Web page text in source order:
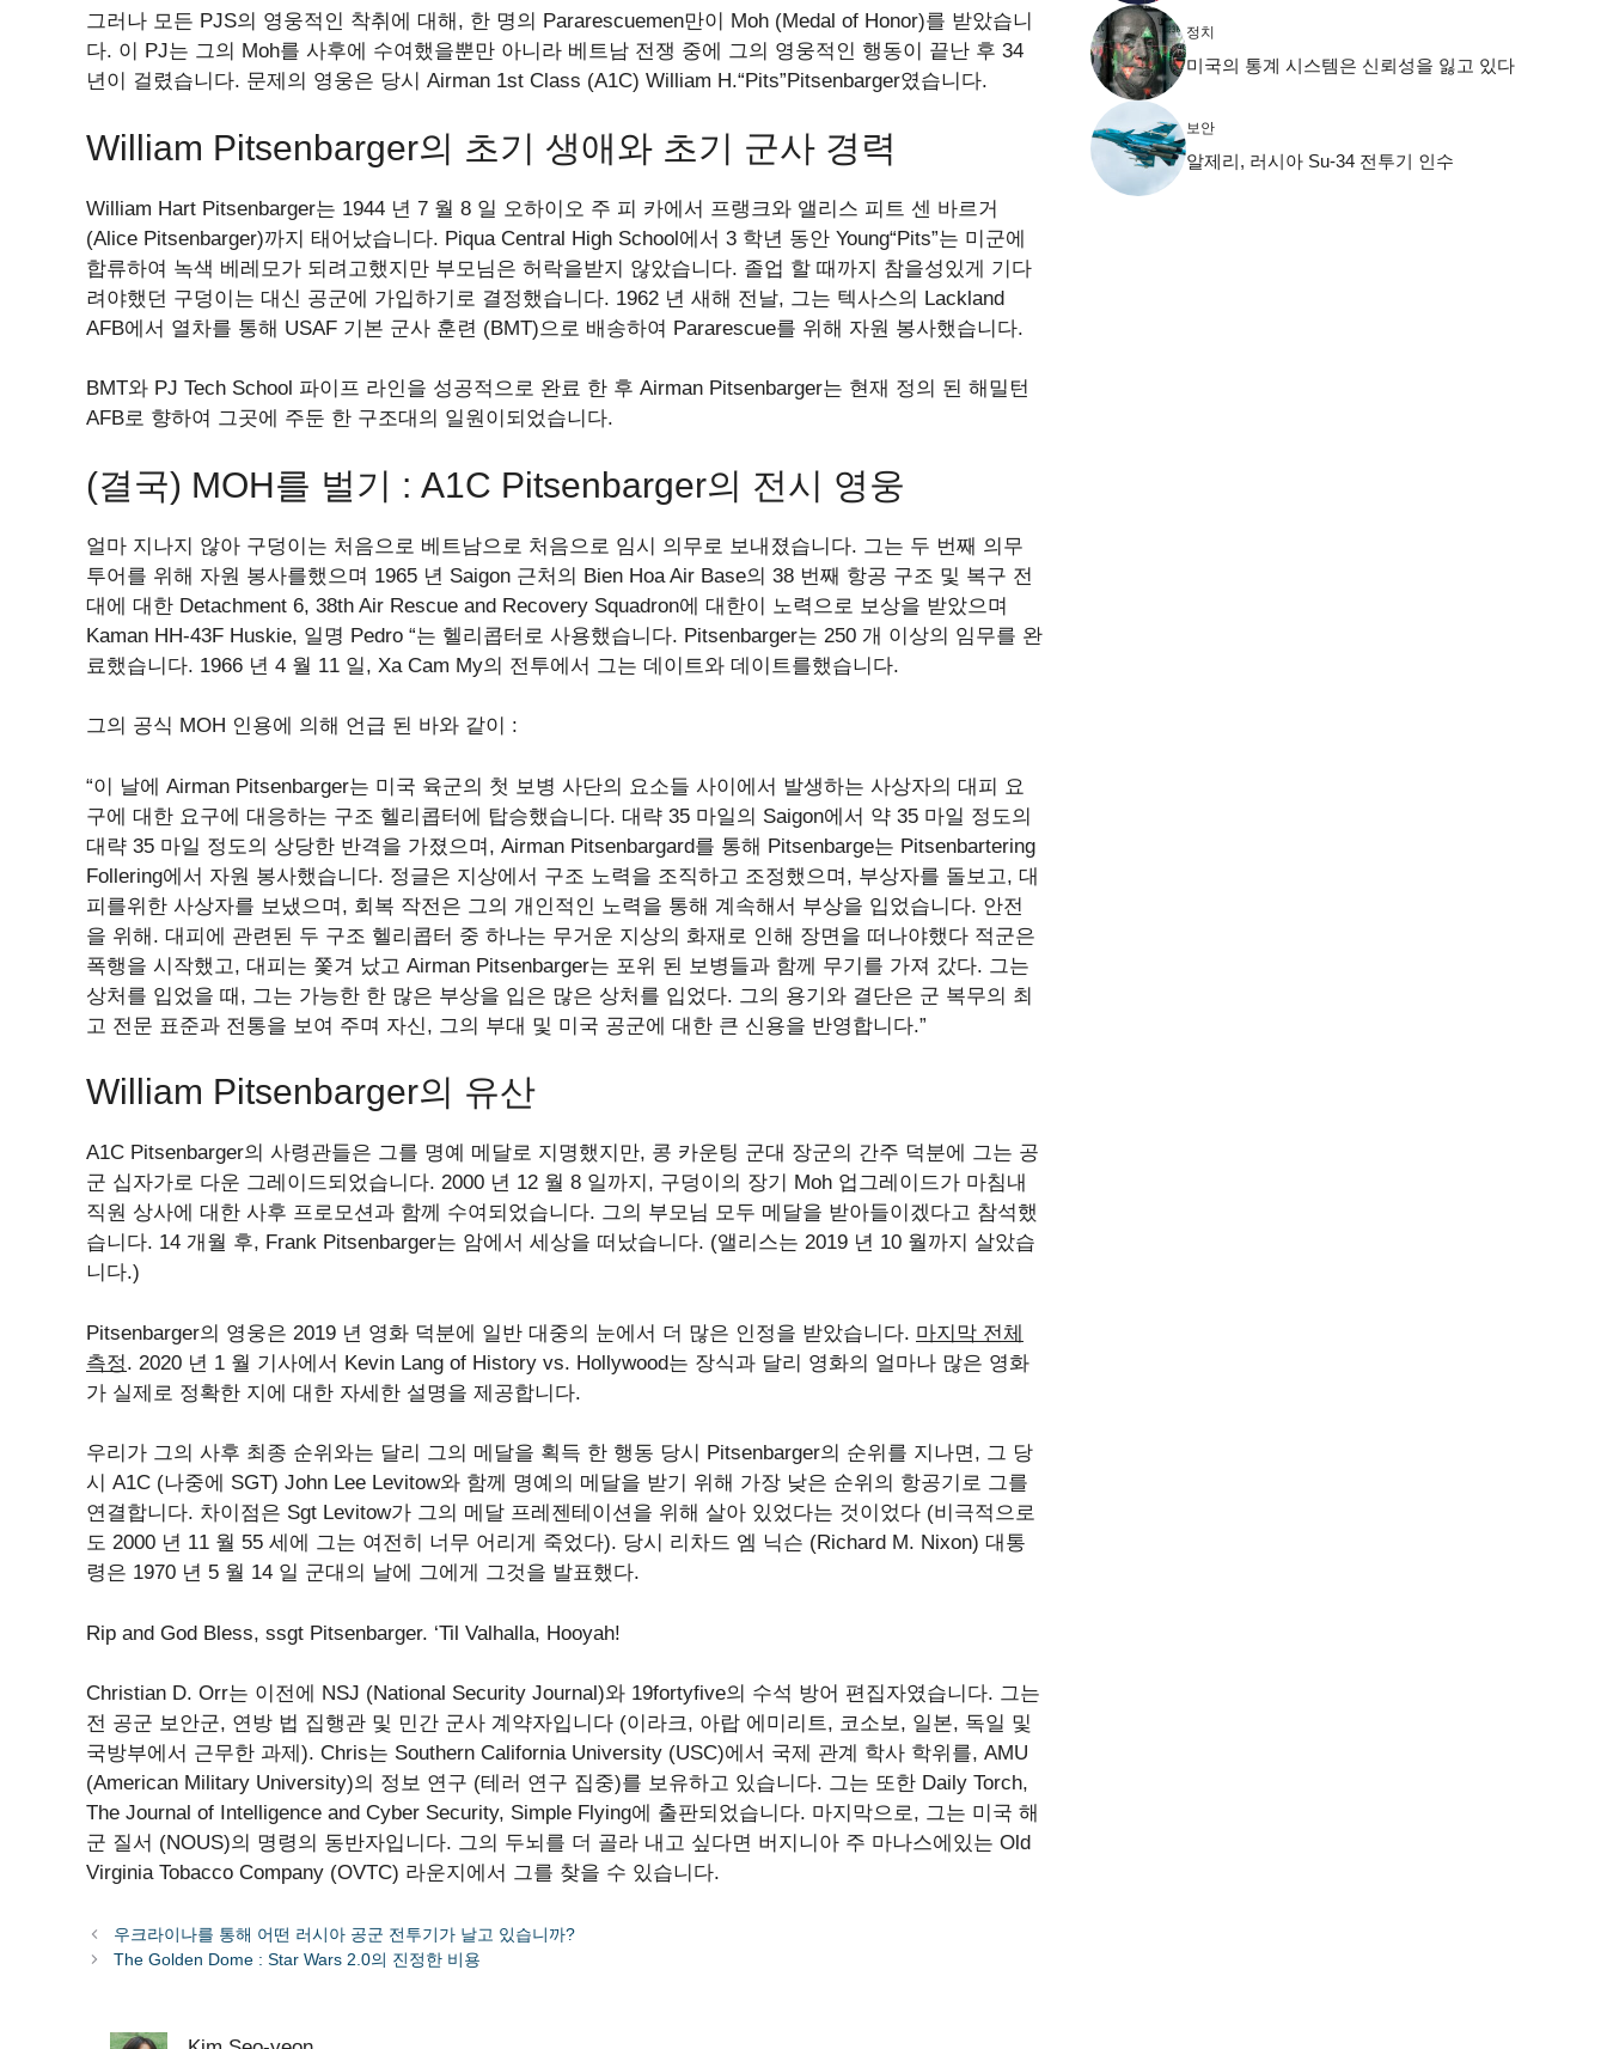
그러나 모든 PJS의 영웅적인 착취에 대해, 한 명의 Pararescuemen만이 Moh (Medal of Honor)를 받았습니
다. 이 PJ는 그의 Moh를 사후에 수여했을뿐만 아니라 베트남 전쟁 중에 그의 영웅적인 행동이 끝난 후 34
년이 걸렸습니다. 문제의 영웅은 당시 Airman 1st Class (A1C) William H.“Pits”Pitsenbarger였습니다.
William Pitsenbarger의 초기 생애와 초기 군사 경력
William Hart Pitsenbarger는 1944 년 7 월 8 일 오하이오 주 피 카에서 프랭크와 앨리스 피트 센 바르거
(Alice Pitsenbarger)까지 태어났습니다. Piqua Central High School에서 3 학년 동안 Young“Pits”는 미군에
합류하여 녹색 베레모가 되려고했지만 부모님은 허락을받지 않았습니다. 졸업 할 때까지 참을성있게 기다
려야했던 구덩이는 대신 공군에 가입하기로 결정했습니다. 1962 년 새해 전날, 그는 텍사스의 Lackland
AFB에서 열차를 통해 USAF 기본 군사 훈련 (BMT)으로 배송하여 Pararescue를 위해 자원 봉사했습니다.
BMT와 PJ Tech School 파이프 라인을 성공적으로 완료 한 후 Airman Pitsenbarger는 현재 정의 된 해밀턴
AFB로 향하여 그곳에 주둔 한 구조대의 일원이되었습니다.
(결국) MOH를 벌기 : A1C Pitsenbarger의 전시 영웅
얼마 지나지 않아 구덩이는 처음으로 베트남으로 처음으로 임시 의무로 보내졌습니다. 그는 두 번째 의무
투어를 위해 자원 봉사를했으며 1965 년 Saigon 근처의 Bien Hoa Air Base의 38 번째 항공 구조 및 복구 전
대에 대한 Detachment 6, 38th Air Rescue and Recovery Squadron에 대한이 노력으로 보상을 받았으며
Kaman HH-43F Huskie, 일명 Pedro “는 헬리콥터로 사용했습니다. Pitsenbarger는 250 개 이상의 임무를 완
료했습니다. 1966 년 4 월 11 일, Xa Cam My의 전투에서 그는 데이트와 데이트를했습니다.
그의 공식 MOH 인용에 의해 언급 된 바와 같이 :
“이 날에 Airman Pitsenbarger는 미국 육군의 첫 보병 사단의 요소들 사이에서 발생하는 사상자의 대피 요
구에 대한 요구에 대응하는 구조 헬리콥터에 탑승했습니다. 대략 35 마일의 Saigon에서 약 35 마일 정도의
대략 35 마일 정도의 상당한 반격을 가졌으며, Airman Pitsenbargard를 통해 Pitsenbarge는 Pitsenbartering
Follering에서 자원 봉사했습니다. 정글은 지상에서 구조 노력을 조직하고 조정했으며, 부상자를 돌보고, 대
피를위한 사상자를 보냈으며, 회복 작전은 그의 개인적인 노력을 통해 계속해서 부상을 입었습니다. 안전
을 위해. 대피에 관련된 두 구조 헬리콥터 중 하나는 무거운 지상의 화재로 인해 장면을 떠나야했다 적군은
폭행을 시작했고, 대피는 쫓겨 났고 Airman Pitsenbarger는 포위 된 보병들과 함께 무기를 가져 갔다. 그는
상처를 입었을 때, 그는 가능한 한 많은 부상을 입은 많은 상처를 입었다. 그의 용기와 결단은 군 복무의 최
고 전문 표준과 전통을 보여 주며 자신, 그의 부대 및 미국 공군에 대한 큰 신용을 반영합니다.”
William Pitsenbarger의 유산
A1C Pitsenbarger의 사령관들은 그를 명예 메달로 지명했지만, 콩 카운팅 군대 장군의 간주 덕분에 그는 공
군 십자가로 다운 그레이드되었습니다. 2000 년 12 월 8 일까지, 구덩이의 장기 Moh 업그레이드가 마침내
직원 상사에 대한 사후 프로모션과 함께 수여되었습니다. 그의 부모님 모두 메달을 받아들이겠다고 참석했
습니다. 14 개월 후, Frank Pitsenbarger는 암에서 세상을 떠났습니다. (앨리스는 2019 년 10 월까지 살았습
니다.)
Pitsenbarger의 영웅은 2019 년 영화 덕분에 일반 대중의 눈에서 더 많은 인정을 받았습니다. 마지막 전체
측정. 2020 년 1 월 기사에서 Kevin Lang of History vs. Hollywood는 장식과 달리 영화의 얼마나 많은 영화
가 실제로 정확한 지에 대한 자세한 설명을 제공합니다.
우리가 그의 사후 최종 순위와는 달리 그의 메달을 획득 한 행동 당시 Pitsenbarger의 순위를 지나면, 그 당
시 A1C (나중에 SGT) John Lee Levitow와 함께 명예의 메달을 받기 위해 가장 낮은 순위의 항공기로 그를
연결합니다. 차이점은 Sgt Levitow가 그의 메달 프레젠테이션을 위해 살아 있었다는 것이었다 (비극적으로
도 2000 년 11 월 55 세에 그는 여전히 너무 어리게 죽었다). 당시 리차드 엠 닉슨 (Richard M. Nixon) 대통
령은 1970 년 5 월 14 일 군대의 날에 그에게 그것을 발표했다.
Rip and God Bless, ssgt Pitsenbarger. ‘Til Valhalla, Hooyah!
Christian D. Orr는 이전에 NSJ (National Security Journal)와 19fortyfive의 수석 방어 편집자였습니다. 그는
전 공군 보안군, 연방 법 집행관 및 민간 군사 계약자입니다 (이라크, 아랍 에미리트, 코소보, 일본, 독일 및
국방부에서 근무한 과제). Chris는 Southern California University (USC)에서 국제 관계 학사 학위를, AMU
(American Military University)의 정보 연구 (테러 연구 집중)를 보유하고 있습니다. 그는 또한 Daily Torch,
The Journal of Intelligence and Cyber ​​Security, Simple Flying에 출판되었습니다. 마지막으로, 그는 미국 해
군 질서 (NOUS)의 명령의 동반자입니다. 그의 두뇌를 더 골라 내고 싶다면 버지니아 주 마나스에있는 Old
Virginia Tobacco Company (OVTC) 라운지에서 그를 찾을 수 있습니다.
우크라이나를 통해 어떤 러시아 공군 전투기가 날고 있습니까?
The Golden Dome : Star Wars 2.0의 진정한 비용
정치
미국의 통계 시스템은 신뢰성을 잃고 있다
보안
알제리, 러시아 Su-34 전투기 인수